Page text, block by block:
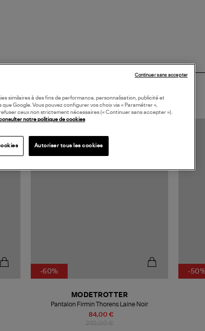
-60%
84,00 €
MODETROTTER
Pantalon Firmin Thorens Laine Noir
-
similaires à des fins de performance, personnalisation, publicité et
Google. Vous pouvez configurer vos choix via « Paramétrer »,
ceux non strictement nécessaires (« Continuer sans accepter »).
notre politique de cookies
Autoriser tous les cookies
Continuer sans accepter